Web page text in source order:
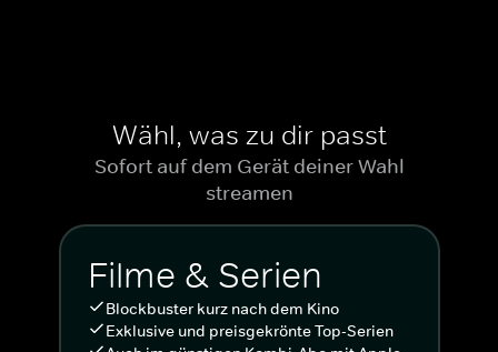
Wähl, was zu dir passt
Sofort auf dem Gerät deiner Wahl
streamen
Filme & Serien
Blockbuster kurz nach dem Kino
Exklusive und preisgekrönte Top-Serien